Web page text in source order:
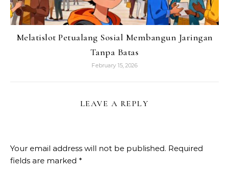
Melatislot Petualang Sosial Membangun Jaringan
Tanpa Batas
February 15, 2026
LEAVE A REPLY
Your email address will not be published. Required
fields are marked *